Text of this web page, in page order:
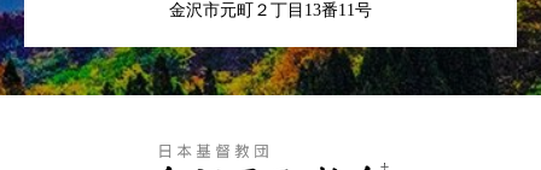
金沢市元町２丁目13番11号